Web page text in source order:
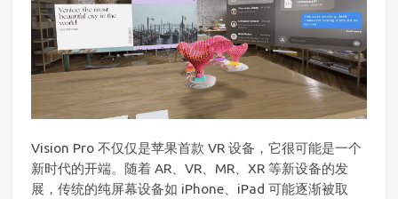
Vision Pro 不仅仅是苹果首款 VR 设备，它很可能是一个
新时代的开端。随着 AR、VR、MR、XR 等新设备的发
展，传统的纯屏幕设备如 iPhone、iPad 可能逐渐被取